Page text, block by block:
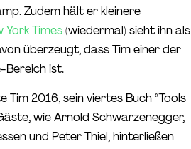
Zudem hält er kleinere
York Times(wiedermal) sieht ihn als
überzeugt, dass Tim einer der
Bereich ist.
Tim 2016, sein viertes Buch “Tools
wie Arnold Schwarzenegger,
und Peter Thiel, hinterließen